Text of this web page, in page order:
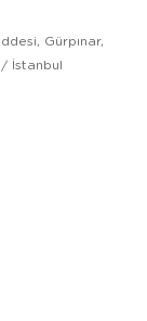
Gürpınar,
İstanbul